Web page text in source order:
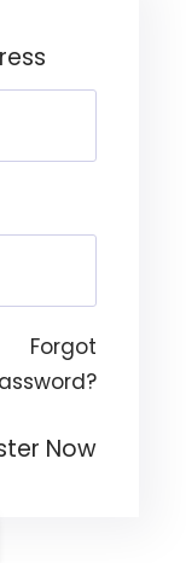
Forgot
Now